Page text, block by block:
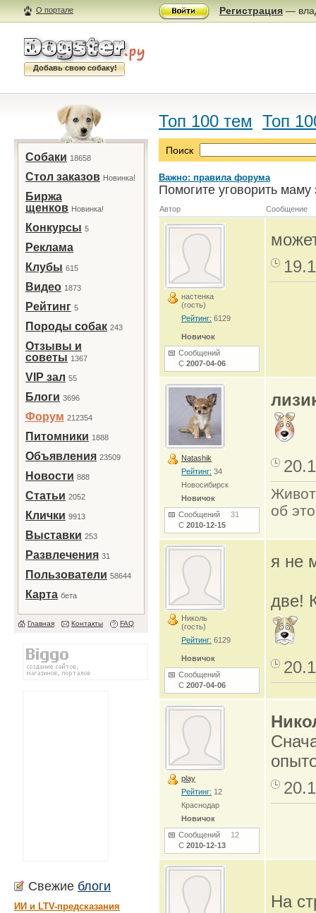
О портале Регистрация —
Добавь свою собаку!
Собаки 18658
Стол заказов Новинка!
Биржа
щенков Новинка!
Конкурсы 5
Реклама
Клубы 615
Видео 1873
Рейтинг 5
Породы собак 243
Отзывы и
советы 1367
VIP зал 55
Блоги 3696
Форум 212354
Питомники 1888
Объявления 23509
Новости 888
Статьи 2052
Клички 9913
Выставки 253
Развлечения 31
Пользователи 58644
Карта бета
Главная Контакты FAQ
Свежие блоги
ИИ и LTV-предсказания
Топ 100 тем Топ
Поиск
Важно: правила форума
Помогите уговорить маму
Автор Сообщение
настенка
(гость)
Рейтинг: 6129
Новичок
Сообщений
С 2007-04-06
Natashik
Рейтинг: 34
Новосибирск
Новичок
Сообщений 31
С 2010-12-15
об
Николь
(гость)
Рейтинг: 6129
Новичок
Сообщений
С 2007-04-06
я не
две!
play
Рейтинг: 12
Краснодар
Новичок
Сообщений 12
С 2010-12-13
На